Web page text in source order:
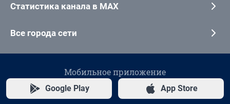
Статистика канала в MAX
Все города сети
Мобильное приложение
Google Play App Store